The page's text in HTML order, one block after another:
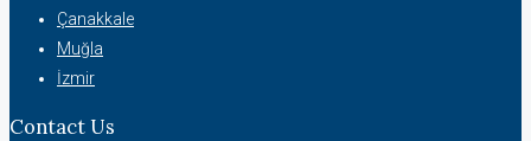
Çanakkale
Muğla
İzmir
Contact Us